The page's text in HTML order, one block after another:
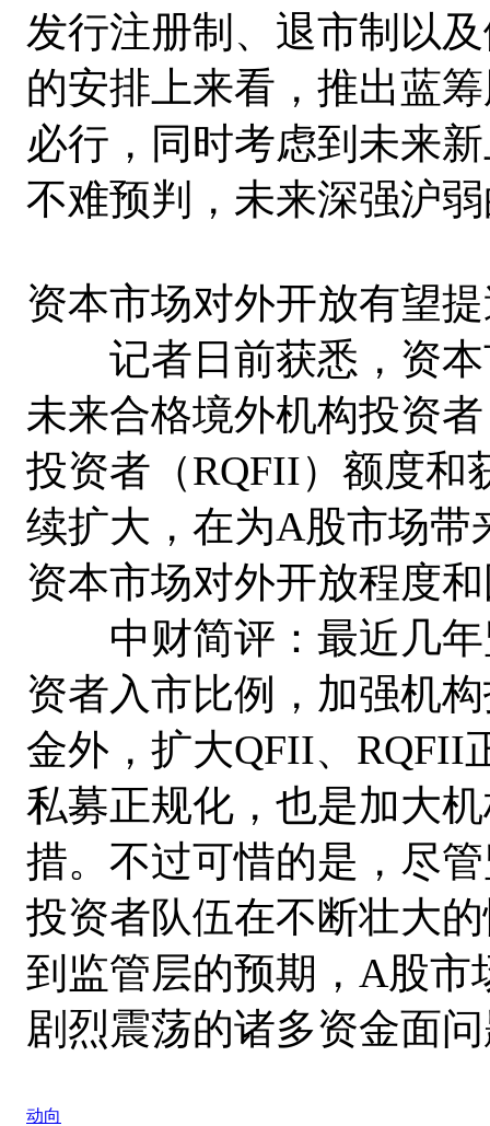
发行注册制、退市制以
的安排上来看，推出蓝
必行，同时考虑到未来
不难预判，未来深强沪
资本市场对外开放有望
记者日前获悉，资本
未来合格境外机构投资
投资者（RQFII）额度和
续扩大，在为A股市场带
资本市场对外开放程度
中财简评：最近几年
资者入市比例，加强机
金外，扩大QFII、RQFII
私募正规化，也是加大
措。不过可惜的是，尽
投资者队伍在不断壮大
到监管层的预期，A股
剧烈震荡的诸多资金面
动向